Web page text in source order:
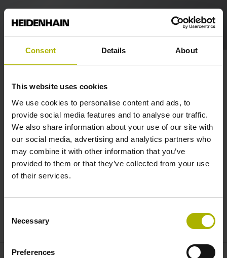
Consent Details About
This website uses cookies
We use cookies to personalise content and ads, to
provide social media features and to analyse our traffic.
We also share information about your use of our site with
our social media, advertising and analytics partners who
may combine it with other information that you’ve
provided to them or that they’ve collected from your use
of their services.
Selection
Necessary
Preferences
Motion systems: forward
integration with the VULCANO2 |
ETEL